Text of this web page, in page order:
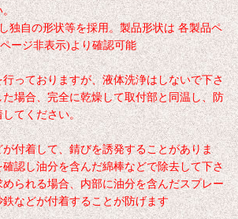
。
独自の形状等を採用。製品形状は 各製品ペ
ージ非表示)より確認可能
っておりますが、液体洗浄はしないで下さ
場合、完全に乾燥して取付部と同温し、防
てください。
付着して、錆びを誘発することがありま
認し油分を含んだ綿棒などで除去して下さ
られる場合、内部に油分を含んだスプレー
などが付着することが防げます